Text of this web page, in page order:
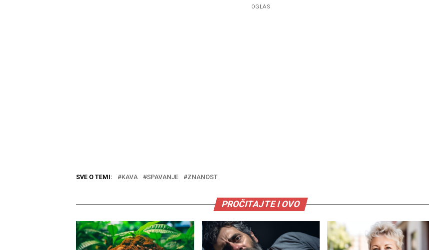
OGLAS
SVE O TEMI: KAVA SPAVANJE ZNANOST
PROČITAJTE I OVO